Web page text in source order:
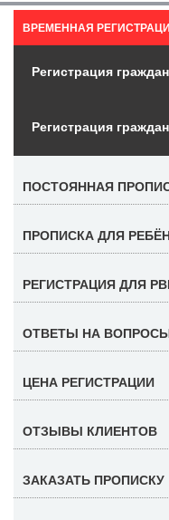
ВРЕМЕННАЯ
Регистрация
Регистрация
ПОСТОЯННАЯ
ПРОПИСКА ДЛЯ
РЕГИСТРАЦИЯ ДЛЯ
ОТВЕТЫ НА
ЦЕНА РЕГИСТРАЦИИ
ОТЗЫВЫ КЛИЕНТОВ
ЗАКАЗАТЬ ПРОПИСКУ